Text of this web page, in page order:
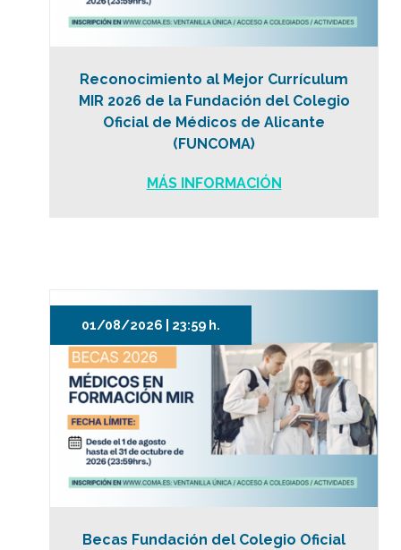
Reconocimiento al Mejor Currículum
MIR 2026 de la Fundación del Colegio
Oficial de Médicos de Alicante
(FUNCOMA)
MÁS INFORMACIÓN
01/08/2026 | 23:59 h.
Becas Fundación del Colegio Oficial